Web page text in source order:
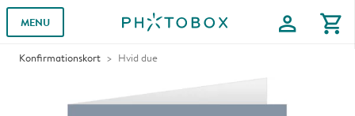
MENU profile shopping_cart
Konfirmationskort Hvid due